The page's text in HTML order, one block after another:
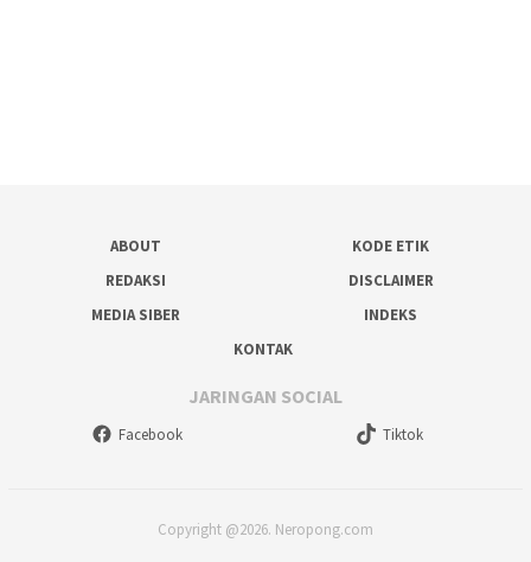
ABOUT
KODE ETIK
REDAKSI
DISCLAIMER
MEDIA SIBER
INDEKS
KONTAK
JARINGAN SOCIAL
Facebook Tiktok
Copyright @2026. Neropong.com